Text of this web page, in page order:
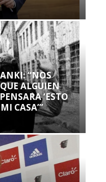
“NOS
ALGUIEN
‘ESTO
CASA’”